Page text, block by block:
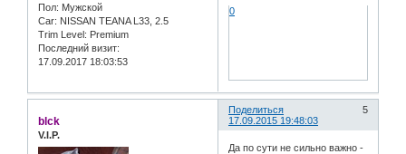
Пол: Мужской
Car: NISSAN TEANA L33, 2.5
Trim Level: Premium
Последний визит:
17.09.2017 18:03:53
0
Поделиться
5
17.09.2015 19:48:03
blck
V.I.P.
Да по сути не сильно важно -